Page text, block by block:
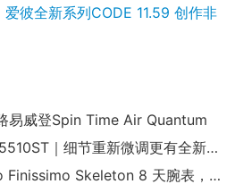
爱彼全新系列CODE 11.59 创作非
易威登Spin Time Air Quantum
AP Royal Oak Ref. 15510ST｜细节重新微调更有全新绿色表盘款式！
宝格丽推出全新 Octo Finissimo Skeleton 8 天腕表，将创纪录的纤薄度放在一边，支持动力储存